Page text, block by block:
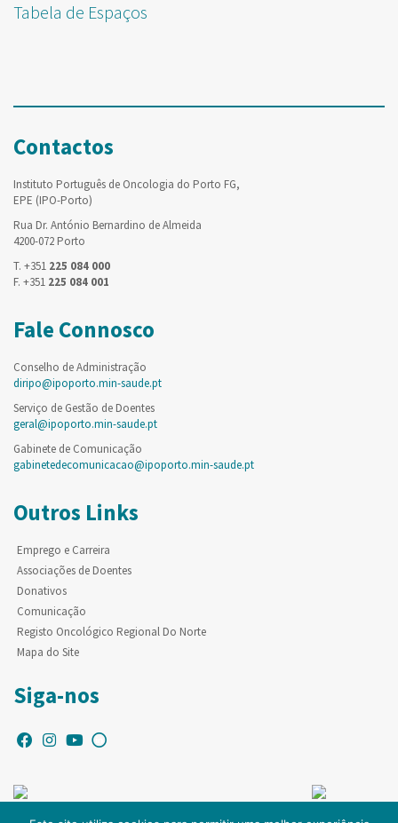
Tabela de Espaços
Contactos
Instituto Português de Oncologia do Porto FG,
EPE (IPO-Porto)
Rua Dr. António Bernardino de Almeida
4200-072 Porto
T. +351 225 084 000
F. +351 225 084 001
Fale Connosco
Conselho de Administração
diripo@ipoporto.min-saude.pt
Serviço de Gestão de Doentes
geral@ipoporto.min-saude.pt
Gabinete de Comunicação
gabinetedecomunicacao@ipoporto.min-saude.pt
Outros Links
Emprego e Carreira
Associações de Doentes
Donativos
Comunicação
Registo Oncológico Regional Do Norte
Mapa do Site
Siga-nos